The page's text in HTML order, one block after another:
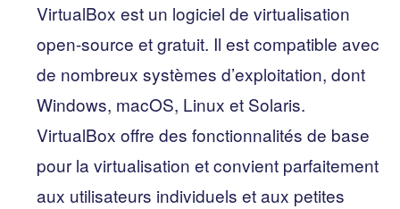
VirtualBox est un logiciel de virtualisation
open-source et gratuit. Il est compatible avec
de nombreux systèmes d’exploitation, dont
Windows, macOS, Linux et Solaris.
VirtualBox offre des fonctionnalités de base
pour la virtualisation et convient parfaitement
aux utilisateurs individuels et aux petites